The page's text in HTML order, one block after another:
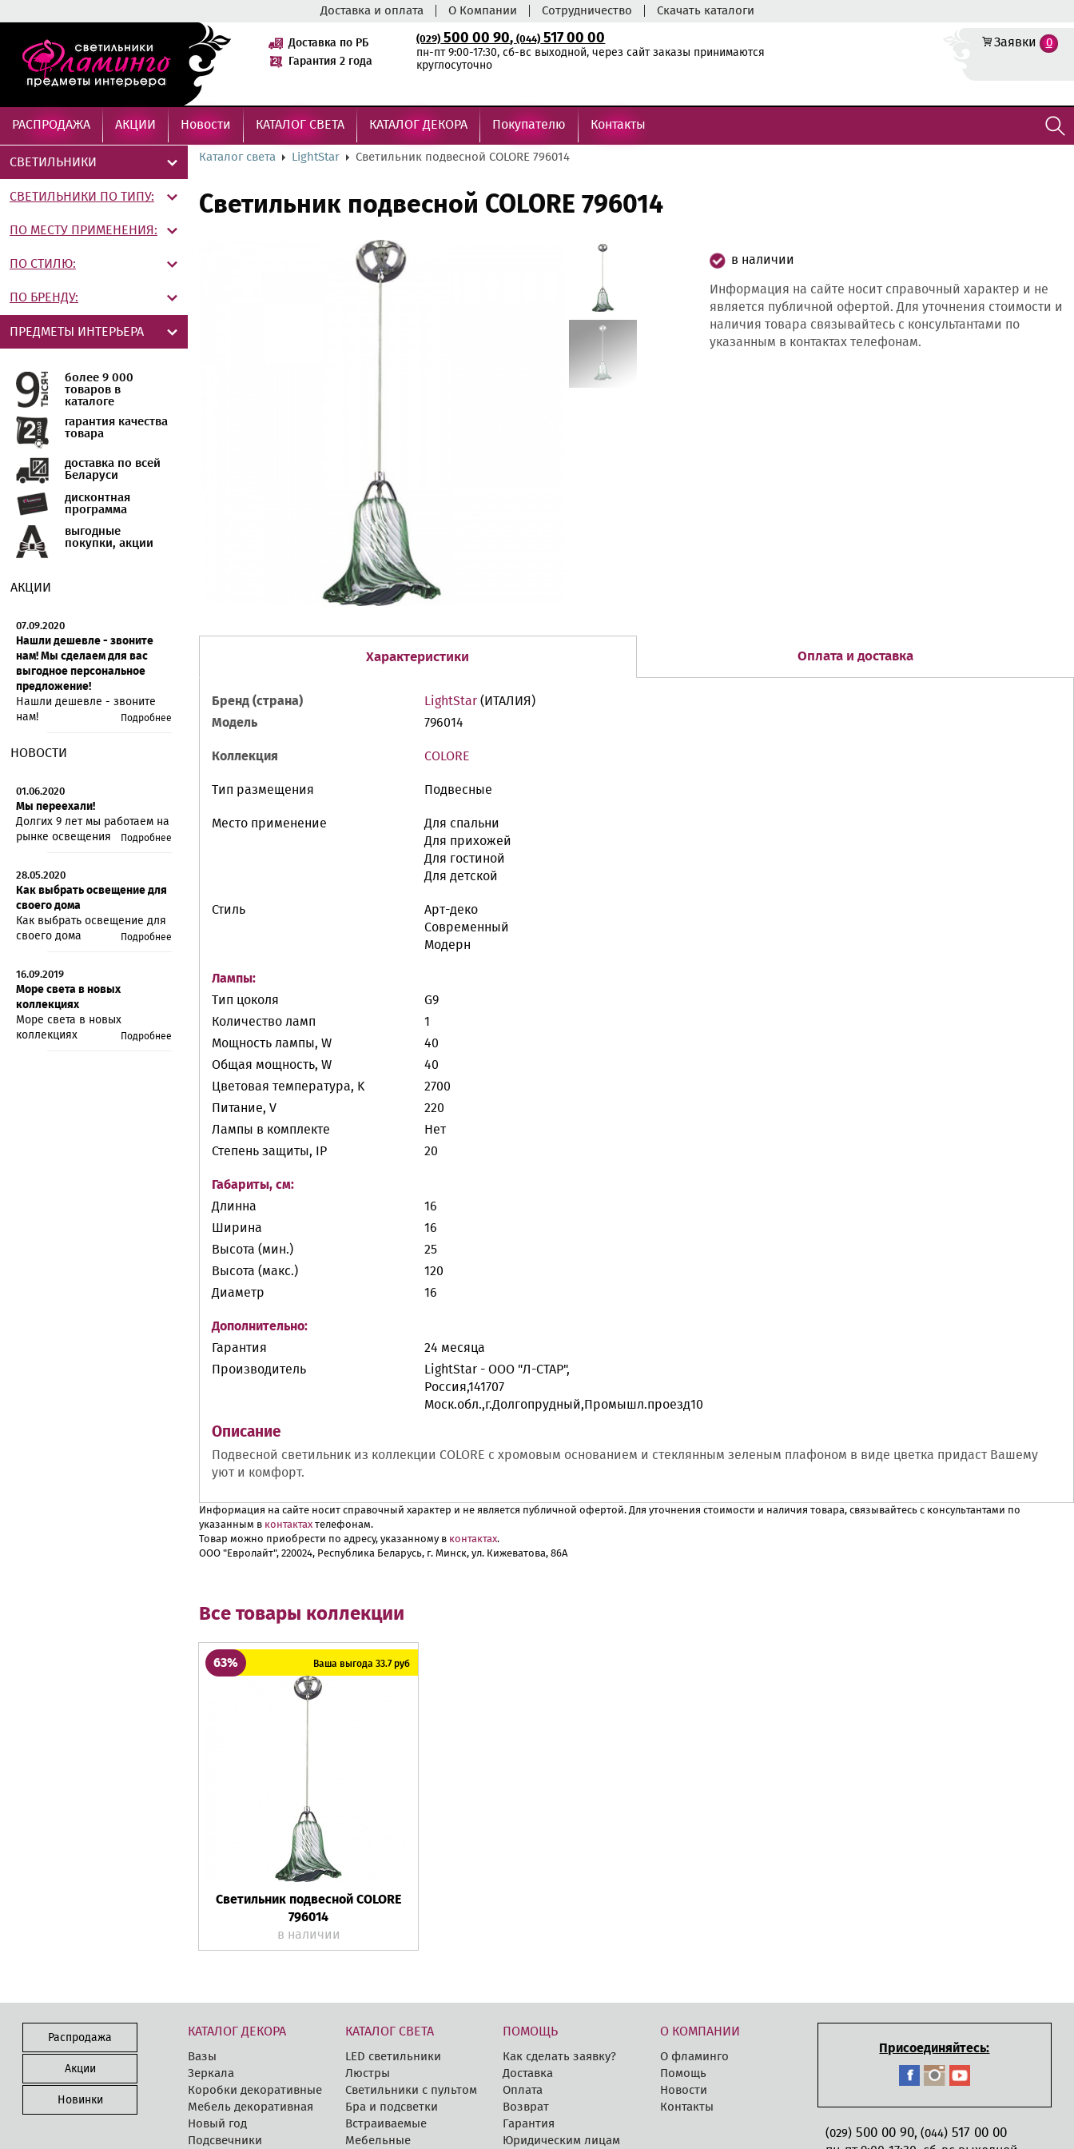
Доставка и оплата О Компании Сотрудничество Скачать каталоги
Доставка по РБ
Гарантия 2 года
(029) 500 00 90,(044) 517 00 00
пн-пт 9:00-17:30, сб-вс выходной, через сайт заказы принимаются
круглосуточно
Заявки 0
РАСПРОДАЖА АКЦИИ Новости КАТАЛОГ СВЕТА КАТАЛОГ ДЕКОРА Покупателю Контакты
СВЕТИЛЬНИКИ
СВЕТИЛЬНИКИ ПО ТИПУ:
ПО МЕСТУ ПРИМЕНЕНИЯ:
ПО СТИЛЮ:
ПО БРЕНДУ:
ПРЕДМЕТЫ ИНТЕРЬЕРА
более 9 000
товаров в
каталоге
гарантия качества
товара
доставка по всей
Беларуси
дисконтная
программа
выгодные
покупки, акции
АКЦИИ
07.09.2020
Нашли дешевле - звоните
нам! Мы сделаем для вас
выгодное персональное
предложение!
Нашли дешевле - звоните
нам!
Подробнее
НОВОСТИ
01.06.2020
Мы переехали!
Долгих 9 лет мы работаем на
рынке освещения
Подробнее
28.05.2020
Как выбрать освещение для
своего дома
Как выбрать освещение для
своего дома
Подробнее
16.09.2019
Море света в новых
коллекциях
Море света в новых
коллекциях
Подробнее
Каталог света LightStar Светильник подвесной COLORE 796014
Светильник подвесной COLORE 796014
в наличии
Информация на сайте носит справочный характер и не
является публичной офертой. Для уточнения стоимости и
наличия товара связывайтесь с консультантами по
указанным в контактах телефонам.
Характеристики Оплата и доставка
Бренд (страна) LightStar(ИТАЛИЯ)
Модель
796014
Коллекция COLORE
Тип размещения Подвесные
Место применение
Для спальни
Для прихожей
Для гостиной
Для детской
Стиль
Арт-деко
Современный
Модерн
Лампы:
Тип цоколя
G9
Количество ламп
1
Мощность лампы, W
40
Общая мощность, W
40
Цветовая температура, K
2700
Питание, V
220
Лампы в комплекте
Нет
Степень защиты, IP
20
Габариты, см:
Длинна
16
Ширина
16
Высота (мин.)
25
Высота (макс.)
120
Диаметр
16
Дополнительно:
Гарантия
24 месяца
Производитель
LightStar - ООО "Л-СТАР",
Россия,141707
Моск.обл.,г.Долгопрудный,Промышл.проезд10
Описание
Подвесной светильник из коллекции COLORE с хромовым основанием и стеклянным зеленым плафоном в виде цветка придаст Вашему
уют и комфорт.
Информация на сайте носит справочный характер и не является публичной офертой. Для уточнения стоимости и наличия товара, связывайтесь с консультантами по
указанным в контактах телефонам.
Товар можно приобрести по адресу, указанному в контактах.
ООО "Евролайт", 220024, Республика Беларусь, г. Минск, ул. Кижеватова, 86А
Все товары коллекции
63% Ваша выгода 33.7 руб
Светильник подвесной COLORE
796014
в наличии
Распродажа
Акции
Новинки
КАТАЛОГ ДЕКОРА
Вазы
Зеркала
Коробки декоративные
Мебель декоративная
Новый год
Подсвечники
КАТАЛОГ СВЕТА
LED cветильники
Люстры
Светильники с пультом
Бра и подсветки
Встраиваемые
Мебельные
ПОМОЩЬ
Как сделать заявку?
Доставка
Оплата
Возврат
Гарантия
Юридическим лицам
О КОМПАНИИ
О фламинго
Помощь
Новости
Контакты
Присоединяйтесь:
(029)500 00 90, (044)517 00 00